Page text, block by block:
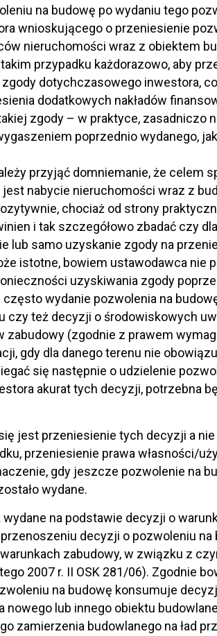
na budowę po wydaniu tego
wnioskującego o przeniesienie
nieruchomości wraz z obiektem
przypadku każdorazowo, aby
dotychczasowego inwestora,
dodatkowych nakładów
zgody – w praktyce, zasadniczo
poprzednio wydanego,
przyjąć domniemanie, że celem
nabycie nieruchomości wraz z
chociaż od strony
i tak szczegółowo zbadać czy
lub samo uzyskanie zgody na
istotne, bowiem ustawodawca nie
uzyskiwania zgody
wydanie pozwolenia na
czy też decyzji o środowiskowych
(zgodnie z prawem
gdy dla danego terenu nie
się następnie o udzielenie
akurat tych decyzji, potrzebna
jest przeniesienie tych decyzji a
przeniesienie prawa własności/
gdy jeszcze pozwolenie na
wydane.
na podstawie decyzji o
decyzji o pozwoleniu na
zabudowy, w związku z
2007 r. II OSK 281/06). Zgodnie
na budowę konsumuje
lub innego obiektu
zamierzenia budowlanego na ład